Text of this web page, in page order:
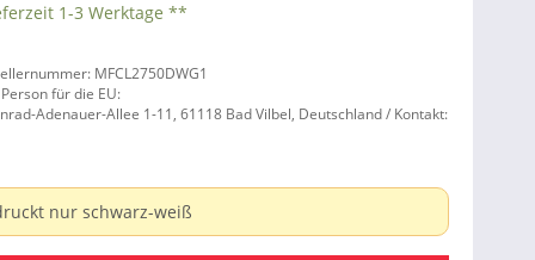
1-3 Werktage **
MFCL2750DWG1
für die EU:
Adenauer-Allee 1-11, 61118 Bad Vilbel, Deutschland / Kontakt:
nur schwarz-weiß